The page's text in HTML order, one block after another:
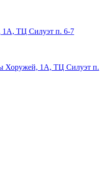
ТЦ Силуэт п. 6-7
Хоружей, 1А, ТЦ Силуэт п.